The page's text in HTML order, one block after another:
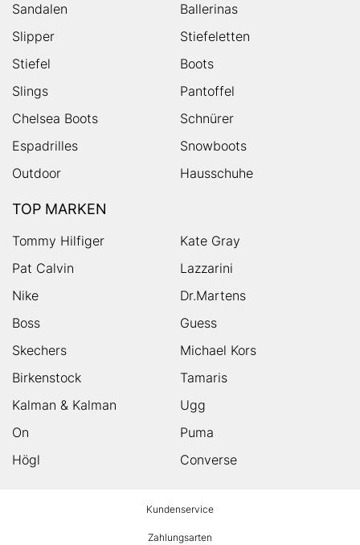
Sandalen
Ballerinas
Slipper
Stiefeletten
Stiefel
Boots
Slings
Pantoffel
Chelsea Boots
Schnürer
Espadrilles
Snowboots
Outdoor
Hausschuhe
TOP MARKEN
Tommy Hilfiger
Kate Gray
Pat Calvin
Lazzarini
Nike
Dr.Martens
Boss
Guess
Skechers
Michael Kors
Birkenstock
Tamaris
Kalman & Kalman
Ugg
On
Puma
Högl
Converse
Kundenservice
Zahlungsarten